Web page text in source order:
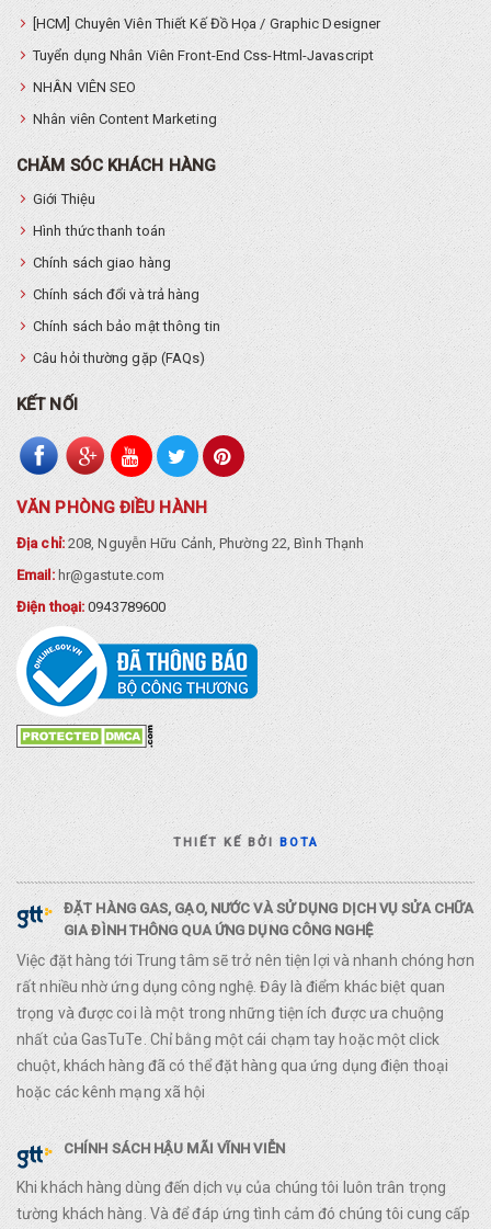
[HCM] Chuyên Viên Thiết Kế Đồ Họa / Graphic Designer
Tuyển dụng Nhân Viên Front-End Css-Html-Javascript
NHÂN VIÊN SEO
Nhân viên Content Marketing
CHĂM SÓC KHÁCH HÀNG
Giới Thiệu
Hình thức thanh toán
Chính sách giao hàng
Chính sách đổi và trả hàng
Chính sách bảo mật thông tin
Câu hỏi thường gặp (FAQs)
KẾT NỐI
VĂN PHÒNG ĐIỀU HÀNH
Địa chỉ:208, Nguyễn Hữu Cảnh, Phường 22, Bình Thạnh
Email: hr@gastute.com
Điện thoại:0943789600
THIẾT KẾ BỞIBOTA
ĐẶT HÀNG GAS, GẠO, NƯỚC VÀ SỬ DỤNG DỊCH VỤ SỬA CHỮA
GIA ĐÌNH THÔNG QUA ỨNG DỤNG CÔNG NGHỆ
Việc đặt hàng tới Trung tâm sẽ trở nên tiện lợi và nhanh chóng hơn
rất nhiều nhờ ứng dụng công nghệ. Đây là điểm khác biệt quan
trọng và được coi là một trong những tiện ích được ưa chuộng
nhất của GasTuTe. Chỉ bằng một cái chạm tay hoặc một click
chuột, khách hàng đã có thể đặt hàng qua ứng dụng điện thoại
hoặc các kênh mạng xã hội
CHÍNH SÁCH HẬU MÃI VĨNH VIỄN
Khi khách hàng dùng đến dịch vụ của chúng tôi luôn trân trọng
tường khách hàng. Và để đáp ứng tình cảm đó chúng tôi cung cấp